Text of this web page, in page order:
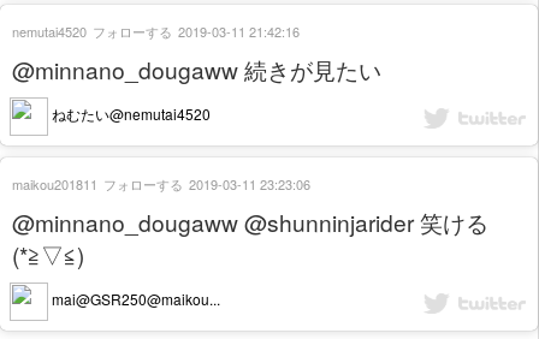
@minnano_dougaww 続きが見たい
ねむたい@nemutai4520
nemutai4520 フォローする 2019-03-11 21:42:16
@minnano_dougaww @shunninjarider 笑ける
(*≧▽≦)
mai@GSR250@maikou...
maikou201811 フォローする 2019-03-11 23:23:06